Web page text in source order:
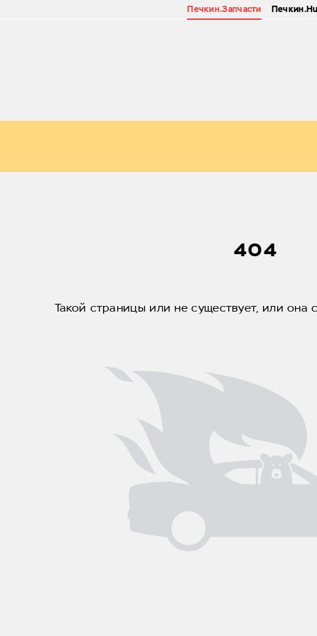
Печкин.Запчасти
404
Такой страницы или не существует, или она